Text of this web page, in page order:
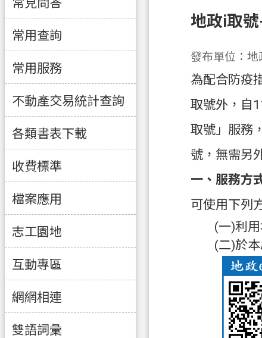
常用查詢
常用服務
不動產交易統計查詢
各類書表下載
收費標準
檔案應用
志工園地
互動專區
網網相連
雙語詞彙
地政i取
發布單位：地
為配合防疫
取號外，自
取號」服務
號，無需另
一、服務方
可使用下列
(一)利
(二)於